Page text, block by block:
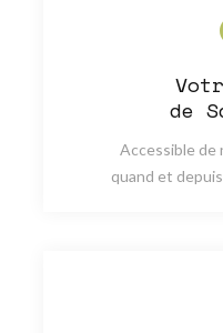
de
Accessible de
quand et